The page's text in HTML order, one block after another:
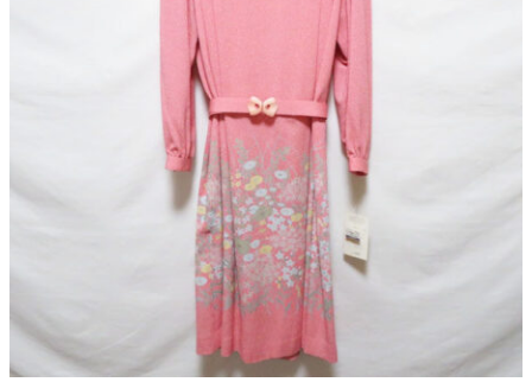
0120-29-5302
受付時間9:00〜18:00（年中無休※年末年始は除く）
お申し込みフォーム